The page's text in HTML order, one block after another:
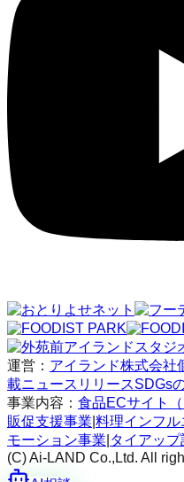
運営： アイランド株式会社
載ニュースリリースSDGs
事業内容： 食品ECサイト
販促支援事業 料理インフル
モーション事業 タイアッ
(C) Ai-LAND Co.,Ltd. All